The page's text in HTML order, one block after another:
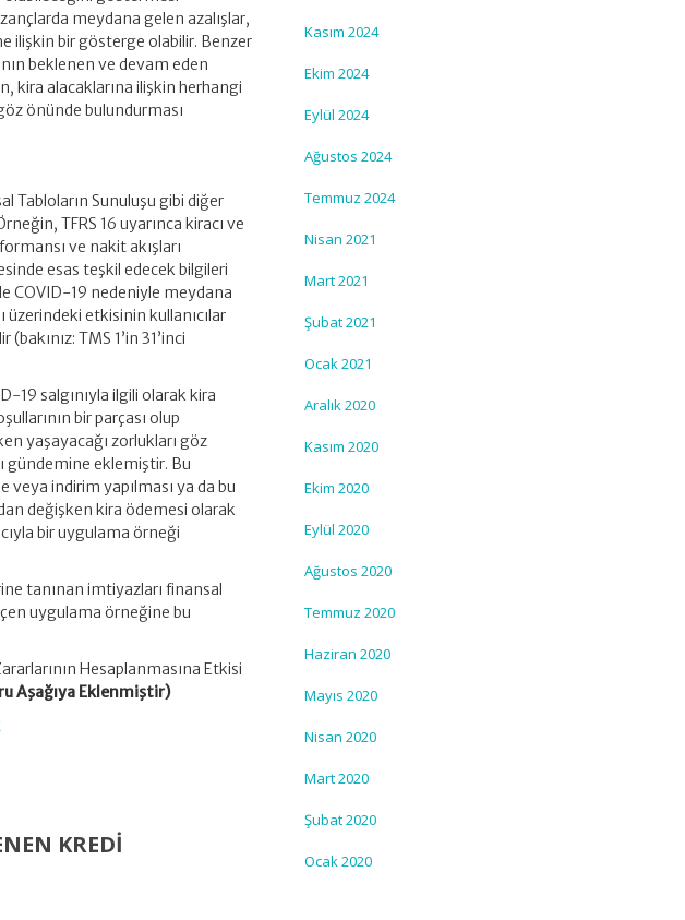
meydana gelen azalışlar,
ilişkin bir gösterge olabilir. Benzer
beklenen ve devam eden
kira alacaklarına ilişkin herhangi
önünde bulundurması
Tabloların Sunuluşu gibi diğer
TFRS 16 uyarınca kiracı ve
ve nakit akışları
esas teşkil edecek bilgileri
COVID-19 nedeniyle meydana
etkisinin kullanıcılar
TMS 1’in 31’inci
19 salgınıyla ilgili olarak kira
bir parçası olup
yaşayacağı zorlukları göz
gündemine eklemiştir. Bu
indirim yapılması ya da bu
değişken kira ödemesi olarak
bir uygulama örneği
tanınan imtiyazları finansal
uygulama örneğine bu
Hesaplanmasına Etkisi
Aşağıya Eklenmiştir)
KREDI
Kasım 2024
Ekim 2024
Eylül 2024
Ağustos 2024
Temmuz 2024
Nisan 2021
Mart 2021
Şubat 2021
Ocak 2021
Aralık 2020
Kasım 2020
Ekim 2020
Eylül 2020
Ağustos 2020
Temmuz 2020
Haziran 2020
Mayıs 2020
Nisan 2020
Mart 2020
Şubat 2020
Ocak 2020